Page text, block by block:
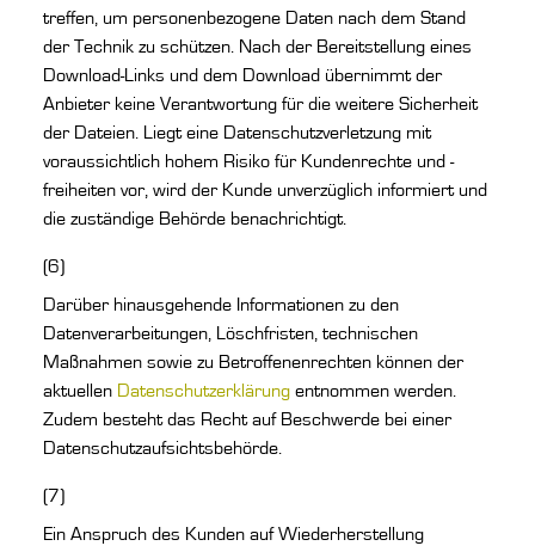
treffen, um personenbezogene Daten nach dem Stand
der Technik zu schützen. Nach der Bereitstellung eines
Download-Links und dem Download übernimmt der
Anbieter keine Verantwortung für die weitere Sicherheit
der Dateien. Liegt eine Datenschutzverletzung mit
voraussichtlich hohem Risiko für Kundenrechte und -
freiheiten vor, wird der Kunde unverzüglich informiert und
die zuständige Behörde benachrichtigt.
(6)
Darüber hinausgehende Informationen zu den
Datenverarbeitungen, Löschfristen, technischen
Maßnahmen sowie zu Betroffenenrechten können der
aktuellen Datenschutzerklärung entnommen werden.
Zudem besteht das Recht auf Beschwerde bei einer
Datenschutzaufsichtsbehörde.
(7)
Ein Anspruch des Kunden auf Wiederherstellung